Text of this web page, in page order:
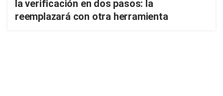
la verificación en dos pasos: la
reemplazará con otra herramienta